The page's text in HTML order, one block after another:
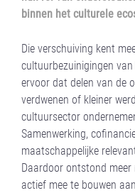
binnen het culturele
Die verschuiving kent
cultuurbezuinigingen
ervoor dat delen van de
verdwenen of kleiner
cultuursector
Samenwerking,
maatschappelijke
Daardoor ontstond
actief mee te bouwen